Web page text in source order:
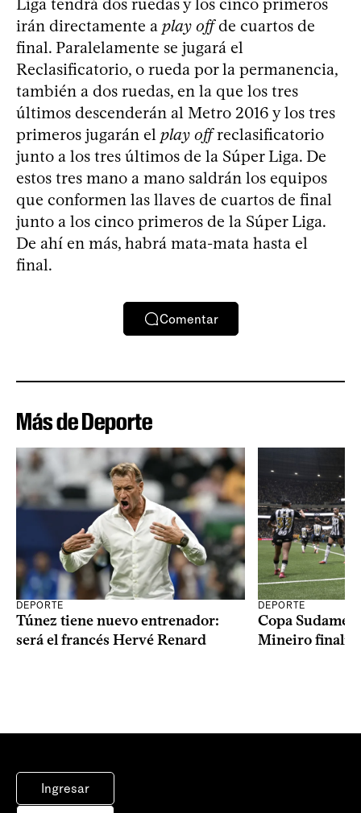
Liga tendrá dos ruedas y los cinco primeros
irán directamente a play offde cuartos de
final. Paralelamente se jugará el
Reclasificatorio, o rueda por la permanencia,
también a dos ruedas, en la que los tres
últimos descenderán al Metro 2016 y los tres
primeros jugarán el play offreclasificatorio
junto a los tres últimos de la Súper Liga. De
estos tres mano a mano saldrán los equipos
que conformen las llaves de cuartos de final
junto a los cinco primeros de la Súper Liga.
De ahí en más, habrá mata-mata hasta el
final.
Comentar
Más de Deporte
DEPORTE
Túnez tiene nuevo entrenador:
será el francés Hervé Renard
DEPORTE
Copa
Mineiro
Ingresar